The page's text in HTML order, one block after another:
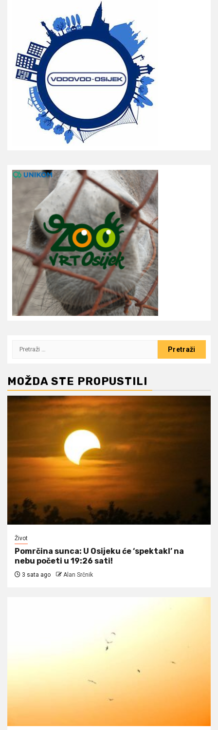
Pretraži:
MOŽDA STE PROPUSTILI
Život
Pomrčina sunca: U Osijeku će ‘spektakl’ na
nebu početi u 19:26 sati!
3 sata ago Alan Srčnik